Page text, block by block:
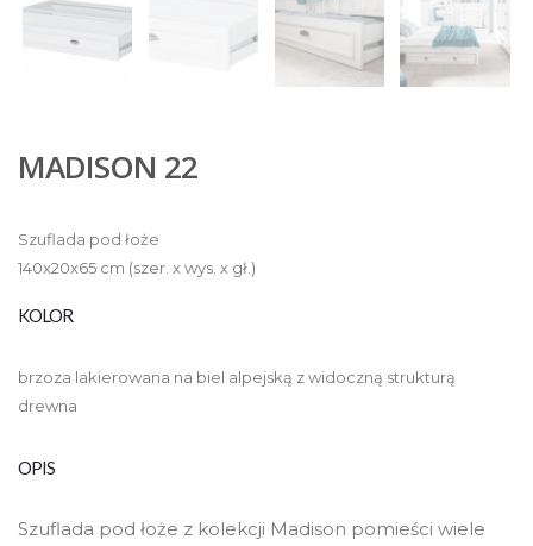
MADISON 22
Szuflada pod łoże
140x20x65 cm (szer. x wys. x gł.)
KOLOR
brzoza lakierowana na biel alpejską z widoczną strukturą
drewna
OPIS
Szuflada pod łoże z kolekcji Madison pomieści wiele